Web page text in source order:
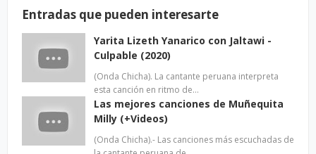
Entradas que pueden interesarte
Yarita Lizeth Yanarico con Jaltawi -
Culpable (2020)
(Onda Chicha). La cantante peruana interpreta
esta canción en ritmo de…
Las mejores canciones de Muñequita
Milly (+Videos)
(Onda Chicha).- Las canciones más escuchadas de